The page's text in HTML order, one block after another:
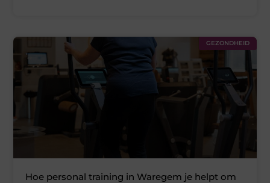
GEZONDHEID
Hoe personal training in Waregem je helpt om